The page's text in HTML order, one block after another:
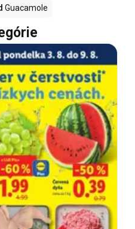
Guacamole